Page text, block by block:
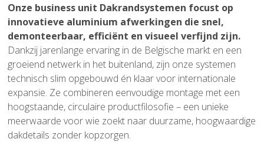
Onze business unit Dakrandsystemen focust op
innovatieve aluminium afwerkingen die snel,
demonteerbaar, efficiënt en visueel verfijnd zijn.
Dankzij jarenlange ervaring in de Belgische markt en een
groeiend netwerk in het buitenland, zijn onze systemen
technisch slim opgebouwd én klaar voor internationale
expansie. Ze combineren eenvoudige montage met een
hoogstaande, circulaire productfilosofie – een unieke
meerwaarde voor wie zoekt naar duurzame, hoogwaardige
dakdetails zonder kopzorgen.